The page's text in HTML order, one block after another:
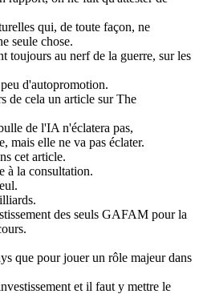
qui, de toute façon, ne
seule chose.
toujours au nerf de la guerre, sur les
d'autopromotion.
de cela un article sur The
de l'IA n'éclatera pas,
mais elle ne va pas éclater.
cet article.
à la consultation.
des seuls GAFAM pour la
que pour jouer un rôle majeur dans
et il faut y mettre le